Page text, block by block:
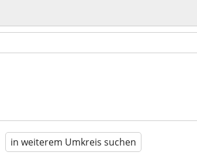
in weiterem Umkreis suchen